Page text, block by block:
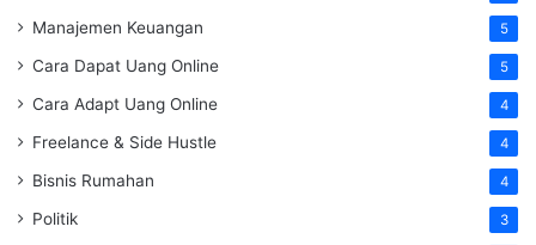
Manajemen Keuangan 5
Cara Dapat Uang Online 5
Cara Adapt Uang Online 4
Freelance & Side Hustle 4
Bisnis Rumahan 4
Politik 3